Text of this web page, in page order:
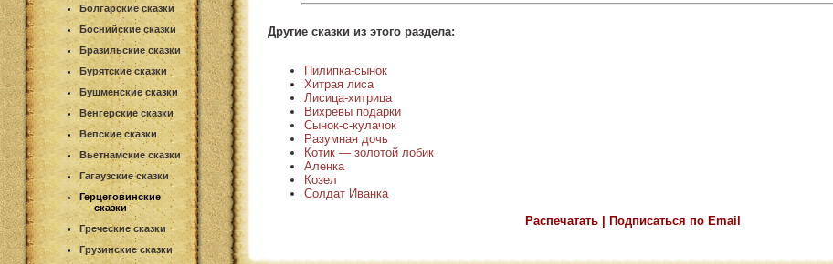
Болгарские сказки
Боснийские сказки
Бразильские сказки
Бурятские сказки
Бушменские сказки
Венгерские сказки
Вепские сказки
Вьетнамские сказки
Гагаузские сказки
Герцеговинские
сказки
Греческие сказки
Грузинские сказки
Другие сказки из этого раздела:
Пилипка-сынок
Хитрая лиса
Лисица-хитрица
Вихревы подарки
Сынок-с-кулачок
Разумная дочь
Котик — золотой лобик
Аленка
Козел
Солдат Иванка
Распечатать | Подписаться по Email